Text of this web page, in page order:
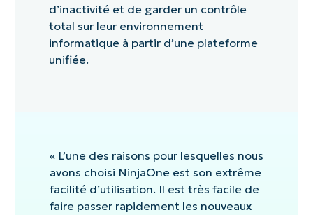
d’inactivité et de garder un contrôle
total sur leur environnement
informatique à partir d’une plateforme
unifiée.
« L’une des raisons pour lesquelles nous
avons choisi NinjaOne est son extrême
facilité d’utilisation. Il est très facile de
faire passer rapidement les nouveaux